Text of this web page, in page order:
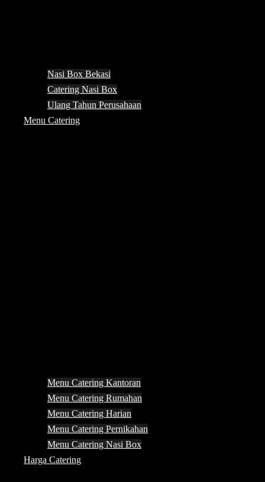
Nasi Box Bekasi
Catering Nasi Box
Ulang Tahun Perusahaan
Menu Catering
Menu Catering Kantoran
Menu Catering Rumahan
Menu Catering Harian
Menu Catering Pernikahan
Menu Catering Nasi Box
Harga Catering